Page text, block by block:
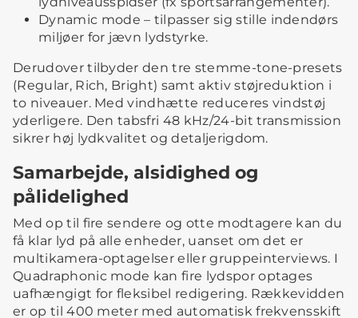
Dynamic mode – tilpasser sig stille indendørs
miljøer for jævn lydstyrke.
Derudover tilbyder den tre stemme-tone-presets
(Regular, Rich, Bright) samt aktiv støjreduktion i
to niveauer. Med vindhætte reduceres vindstøj
yderligere. Den tabsfri 48 kHz/24-bit transmission
sikrer høj lydkvalitet og detaljerigdom.
Samarbejde, alsidighed og
pålidelighed
Med op til fire sendere og otte modtagere kan du
få klar lyd på alle enheder, uanset om det er
multikamera-optagelser eller gruppeinterviews. I
Quadraphonic mode kan fire lydspor optages
uafhængigt for fleksibel redigering. Rækkevidden
er op til 400 meter med automatisk frekvensskift